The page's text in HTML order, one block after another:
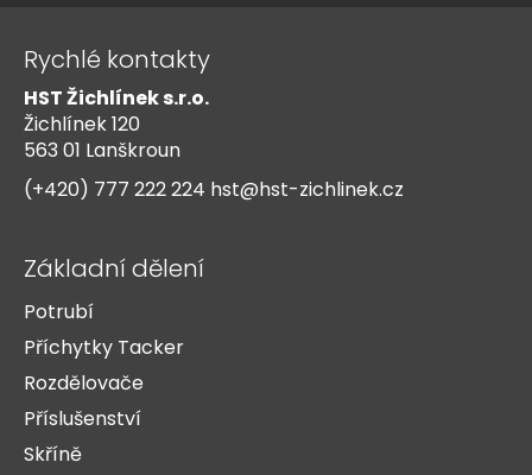
Rychlé kontakty
HST Žichlínek s.r.o.
Žichlínek 120
563 01 Lanškroun
(+420) 777 222 224 hst@hst-zichlinek.cz
Základní dělení
Potrubí
Příchytky Tacker
Rozdělovače
Příslušenství
Skříně